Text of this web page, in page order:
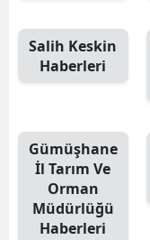
Salih Keskin
Haberleri
Gümüşhane
İl Tarım Ve
Orman
Müdürlüğü
Haberleri